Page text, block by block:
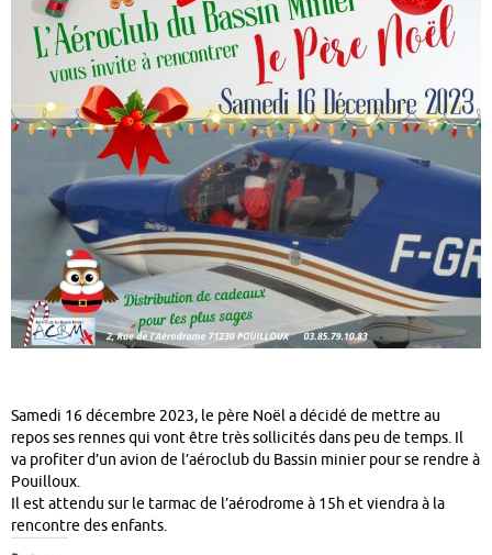
Samedi 16 décembre 2023, le père Noël a décidé de mettre au
repos ses rennes qui vont être très sollicités dans peu de temps. Il
va profiter d’un avion de l’aéroclub du Bassin minier pour se rendre à
Pouilloux.
Il est attendu sur le tarmac de l’aérodrome à 15h et viendra à la
rencontre des enfants.